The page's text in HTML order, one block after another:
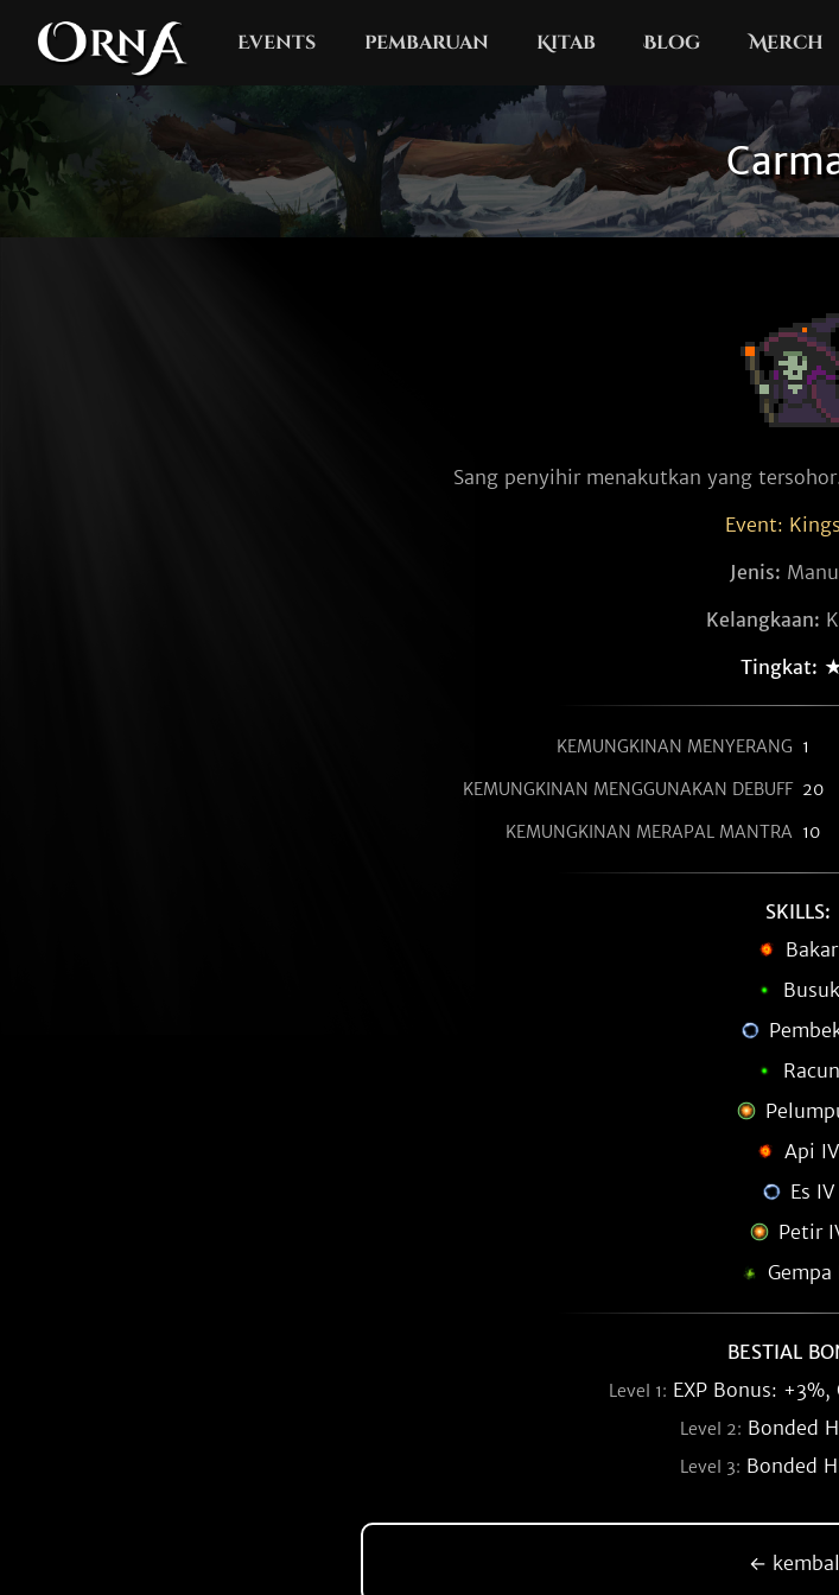
Events pembaruan Kitab Blog Merch
Sang penyihir menakutkan yang
Event:
Jenis:
Kelangkaan:
Tingkat:
KEMUNGKINAN MENYERANG 1
KEMUNGKINAN MENGGUNAKAN DEBUFF 20
KEMUNGKINAN MERAPAL MANTRA 10
SKILLS:
Bakar
Busuk
Racun
Api IV
Es IV
Petir
Gempa
BESTIAL
Level 1: EXP Bonus:
Level 2: Bonded
Level 3: Bonded
←